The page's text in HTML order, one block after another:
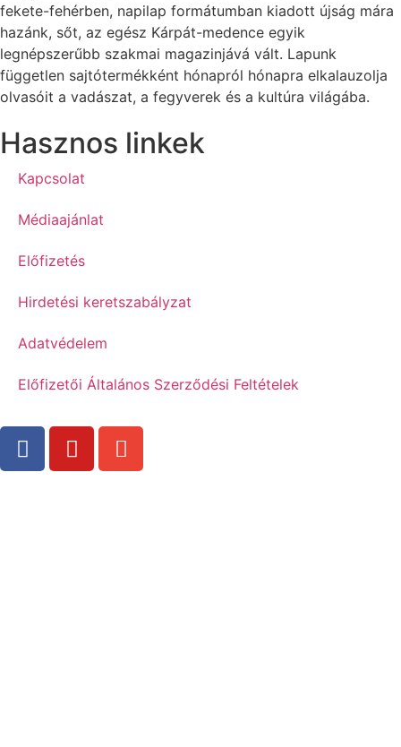
fekete-fehérben, napilap formátumban kiadott újság mára
hazánk, sőt, az egész Kárpát-medence egyik
legnépszerűbb szakmai magazinjává vált. Lapunk
független sajtótermékként hónapról hónapra elkalauzolja
olvasóit a vadászat, a fegyverek és a kultúra világába.
Hasznos linkek
Kapcsolat
Médiaajánlat
Előfizetés
Hirdetési keretszabályzat
Adatvédelem
Előfizetői Általános Szerződési Feltételek